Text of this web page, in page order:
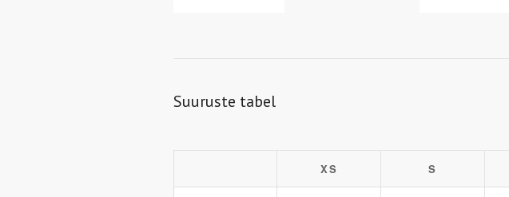
Suuruste tabel
XS S